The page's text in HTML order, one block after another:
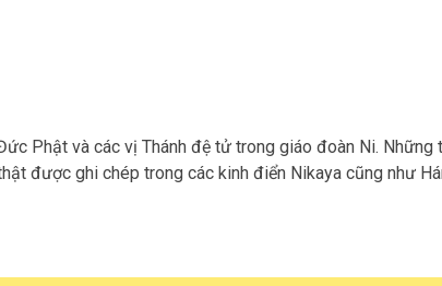
Phật và các vị Thánh đệ tử trong giáo đoàn Ni. Những
được ghi chép trong các kinh điển Nikaya cũng như